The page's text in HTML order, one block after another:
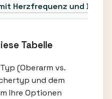
Herzfrequenz und Blut-
Tabelle
(Oberarm vs.
und dem
Ihre Optionen